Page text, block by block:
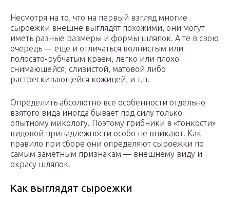
Несмотря на то, что на первый взгляд многие
сыроежки внешне выглядят похожими, они могут
иметь разные размеры и формы шляпок. А те в свою
очередь — еще и отличаться волнистым или
полосато-рубчатым краем, легко или плохо
снимающейся, слизистой, матовой либо
растрескивающейся кожицей, и т.п.
Определить абсолютно все особенности отдельно
взятого вида иногда бывает под силу только
опытному микологу. Поэтому грибники в «тонкости»
видовой принадлежности особо не вникают. Как
правило при сборе они определяют сыроежки по
самым заметным признакам — внешнему виду и
окрасу шляпок.
Как выглядят сыроежки